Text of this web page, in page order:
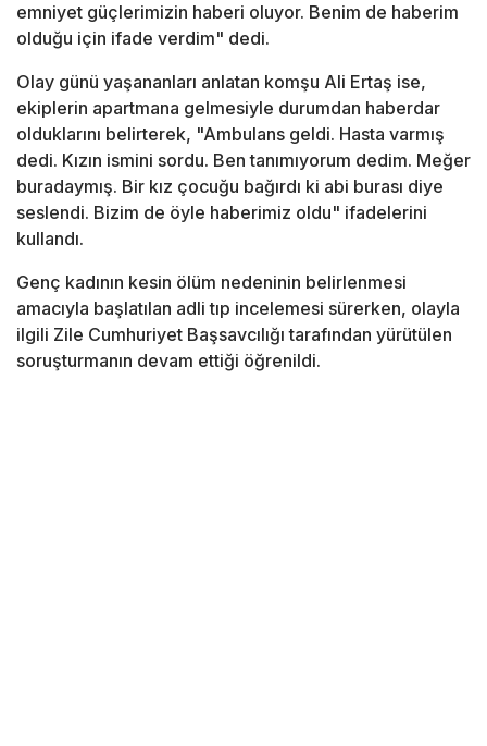
emniyet güçlerimizin haberi oluyor. Benim de haberim
olduğu için ifade verdim" dedi.
Olay günü yaşananları anlatan komşu Ali Ertaş ise,
ekiplerin apartmana gelmesiyle durumdan haberdar
olduklarını belirterek, "Ambulans geldi. Hasta varmış
dedi. Kızın ismini sordu. Ben tanımıyorum dedim. Meğer
buradaymış. Bir kız çocuğu bağırdı ki abi burası diye
seslendi. Bizim de öyle haberimiz oldu" ifadelerini
kullandı.
Genç kadının kesin ölüm nedeninin belirlenmesi
amacıyla başlatılan adli tıp incelemesi sürerken, olayla
ilgili Zile Cumhuriyet Başsavcılığı tarafından yürütülen
soruşturmanın devam ettiği öğrenildi.